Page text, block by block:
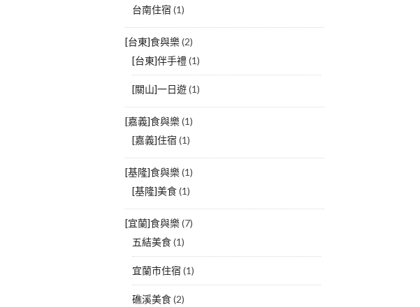
台南住宿 (1)
[台東]食與樂(2)
[台東]伴手禮(1)
[關山]一日遊(1)
[嘉義]食與樂(1)
[嘉義]住宿 (1)
[基隆]食與樂(1)
[基隆]美食(1)
[宜蘭]食與樂(7)
五結美食(1)
宜蘭市住宿 (1)
礁溪美食(2)